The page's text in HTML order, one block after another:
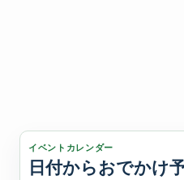
イベントカレンダー
日付からおでかけ